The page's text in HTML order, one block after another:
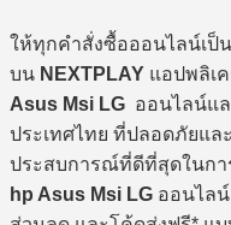
ให้ทุกคำสั่งซื้อออนไลน์เป็
บน NEXTPLAY แอปพลิเ
Asus Msi LG ออนไลน์แ
ประเทศไทย ที่ปลอดภัยแล
ประสบการณ์ที่ดีที่สุดในก
hp Asus Msi LG ออนไล